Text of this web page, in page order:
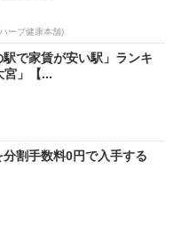
ーブ健康本舗)
駅で家賃が安い駅」ランキ
」【...
割手数料0円で入手する